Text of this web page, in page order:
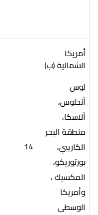
أمريكا
الشمالية (ب)
لوس
أنجلوس،
ألاسكا،
منطقة البحر
الكاريبي،
بورتوريكو،
المكسيك ،
وأمريكا
الوسطى
14